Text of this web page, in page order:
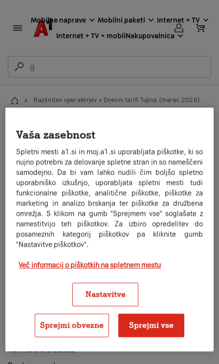
Mobilne naprave Mobilni paketi
Internet + TV
Internet + TV + mobilNakupovalnica
Domov
Razširitev operaterjev v Dnevni tarifi Tujina (marec 2026)
Razširitev operaterjev v
Dnevni tarifi Tujina
(marec 2026)
Dne 1. 3. 2026 dodajamo v zakupDnevne tarife Tujinasledečo
destinacijo oz. operaterja:
Verizon (ZDA), USAVZ (311480)
A1 SLOVENIJA
Novinarsko središče
Vaša zasebnost
Spletni mesti a1.si in moj.a1.si uporabljata piškotke, ki so
nujno potrebni za delovanje spletne stran in so nameščeni
samodejno. Da bi vam lahko nudili čim boljšo spletno
uporabniško izkušnjo, uporabljata spletni mesti tudi
funkcionalne piškotke, analitične piškotke, piškotke za
marketing in analizo brskanja ter piškotke za družbena
omrežja. S klikom na gumb "Sprejmem vse" soglašate z
namestitvijo teh piškotkov. Za izbiro opredelitev do
posameznih kategorij piškotkov pa kliknite gumb
"Nastavitve piškotkov".
Več informacij o piškotkih na spletnem mestu
Nastavitve
Sprejmi obvezne Sprejmi vse